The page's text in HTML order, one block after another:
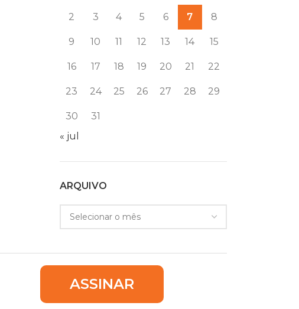
2 3 4 5 6 7 8
9 10 11 12 13 14 15
16 17 18 19 20 21 22
23 24 25 26 27 28 29
30
31
« jul
ARQUIVO
ASSINAR